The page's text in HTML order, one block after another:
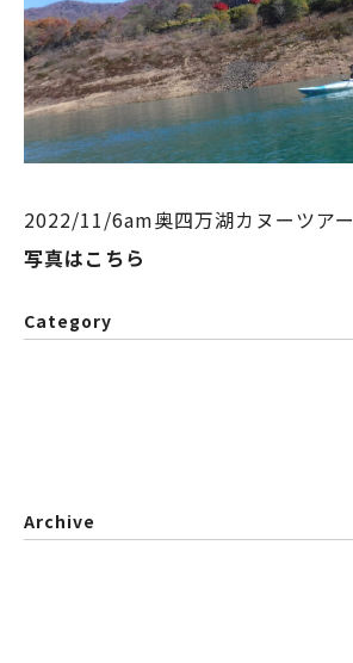
2022/11/6am奥四万湖カヌーツアー
写真はこちら
Category
Archive